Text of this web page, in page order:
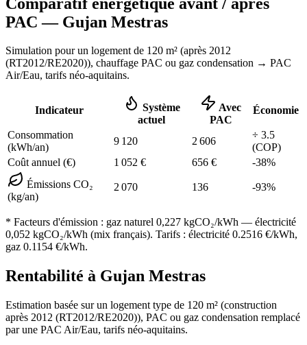
PAC — Gujan Mestras
Simulation pour un logement de 120 m² (après 2012
(RT2012/RE2020)), chauffage PAC ou gaz condensation → PAC
Air/Eau, tarifs néo-aquitains.
Indicateur
Système
actuel
Avec
PAC
Économie
Consommation
(kWh/an)
9 120 2 606
÷ 3.5
(COP)
Coût annuel (€)
1 052 € 656 € -38%
Émissions CO₂
(kg/an)
2 070 136 -93%
* Facteurs d'émission : gaz naturel 0,227 kgCO₂/kWh — électricité
0,052 kgCO₂/kWh (mix français). Tarifs : électricité 0.2516 €/kWh,
gaz 0.1154 €/kWh.
Rentabilité à Gujan Mestras
Estimation basée sur un logement type de 120 m² (construction
après 2012 (RT2012/RE2020)), PAC ou gaz condensation remplacé
par une PAC Air/Eau, tarifs néo-aquitains.